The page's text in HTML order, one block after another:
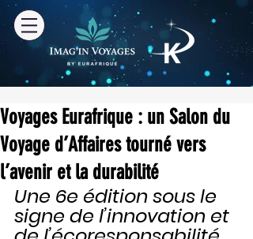
Voyages Eurafrique : un Salon du
Voyage d’Affaires tourné vers
l’avenir et la durabilité
Une 6e édition sous le
signe de l’innovation et